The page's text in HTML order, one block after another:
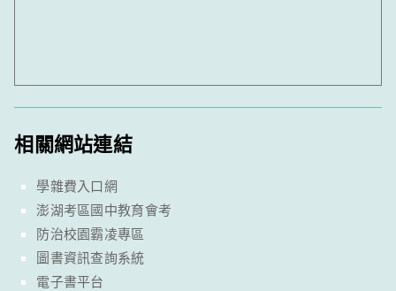
相關網站連結
學雜費入口網
澎湖考區國中教育會考
防治校園霸凌專區
圖書資訊查詢系統
電子書平台